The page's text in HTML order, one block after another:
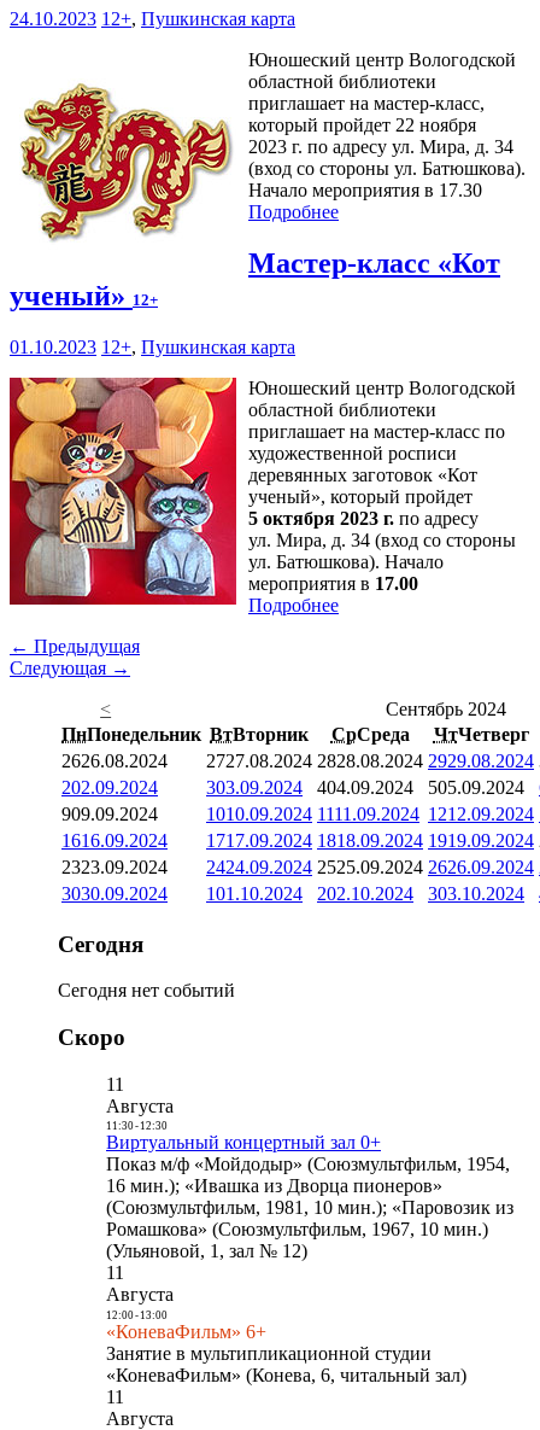
24.10.2023 12+, Пушкинская карта
Юношеский центр Вологодской
областной библиотеки
приглашает на мастер-класс,
который пройдет 22 ноября
2023 г. по адресу ул. Мира, д. 34
(вход со стороны ул. Батюшкова).
Начало мероприятия в 17.30
Подробнее
Мастер-класс «Кот
ученый» 12+
01.10.2023 12+, Пушкинская карта
Юношеский центр Вологодской
областной библиотеки
приглашает на мастер-класс по
художественной росписи
деревянных заготовок «Кот
ученый», который пройдет
5 октября 2023 г. по адресу
ул. Мира, д. 34 (вход со стороны
ул. Батюшкова). Начало
мероприятия в 17.00
Подробнее
← Предыдущая
Следующая →
<
Сентябрь 2024
ПнПонедельник ВтВторник СрСреда ЧтЧетверг
2626.08.2024 2727.08.2024 2828.08.2024 2929.08.2024
202.09.2024 303.09.2024 404.09.2024 505.09.2024
909.09.2024 1010.09.2024 1111.09.2024 1212.09.2024
1616.09.2024 1717.09.2024 1818.09.2024 1919.09.2024
2323.09.2024 2424.09.2024 2525.09.2024 2626.09.2024
3030.09.2024 101.10.2024 202.10.2024 303.10.2024
Сегодня
Сегодня нет событий
Скоро
11
Августа
11:30- 12:30
Виртуальный концертный зал 0+
Показ м/ф «Мойдодыр» (Союзмультфильм, 1954,
16 мин.); «Ивашка из Дворца пионеров»
(Союзмультфильм, 1981, 10 мин.); «Паровозик из
Ромашкова» (Союзмультфильм, 1967, 10 мин.)
(Ульяновой, 1, зал № 12)
11
Августа
12:00- 13:00
«КоневаФильм» 6+
Занятие в мультипликационной студии
«КоневаФильм» (Конева, 6, читальный зал)
11
Августа